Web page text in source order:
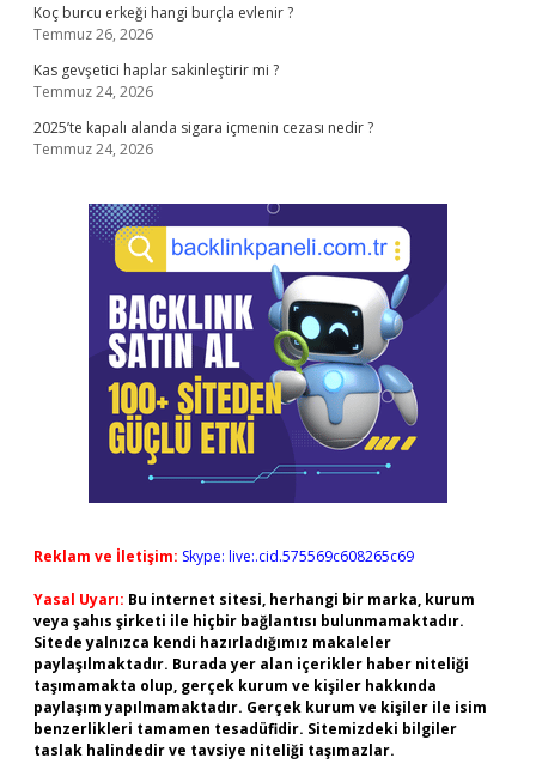
Koç burcu erkeği hangi burçla evlenir ?
Temmuz 26, 2026
Kas gevşetici haplar sakinleştirir mi ?
Temmuz 24, 2026
2025’te kapalı alanda sigara içmenin cezası nedir ?
Temmuz 24, 2026
Reklam ve İletişim: Skype: live:.cid.575569c608265c69
Yasal Uyarı: Bu internet sitesi, herhangi bir marka, kurum
veya şahıs şirketi ile hiçbir bağlantısı bulunmamaktadır.
Sitede yalnızca kendi hazırladığımız makaleler
paylaşılmaktadır. Burada yer alan içerikler haber niteliği
taşımamakta olup, gerçek kurum ve kişiler hakkında
paylaşım yapılmamaktadır. Gerçek kurum ve kişiler ile isim
benzerlikleri tamamen tesadüfidir. Sitemizdeki bilgiler
taslak halindedir ve tavsiye niteliği taşımazlar.